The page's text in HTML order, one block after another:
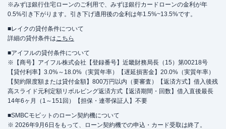
※みずほ銀行住宅ローンのご利用で、みずほ銀行カードローンの金利が年
0.5%引き下がります。引き下げ適用後の金利は年1.5%~13.5%です。
■レイクの貸付条件について
詳細の貸付条件はこちら
■アイフルの貸付条件について
※【商号】アイフル株式会社【登録番号】近畿財務局長（15）第00218号
【貸付利率】3.0%～18.0%（実質年率）【遅延損害金】20.0%（実質年率）
【契約限度額または貸付金額】800万円以内（要審査）【返済方式】借入後残
高スライド元利定額リボルビング返済方式【返済期間・回数】借入直後最長
14年6ヶ月（1～151回）【担保・連帯保証人】不要
■SMBCモビットのローン契約機について
※ 2026年9月6日をもって、ローン契約機での申込・カード受取は終了。